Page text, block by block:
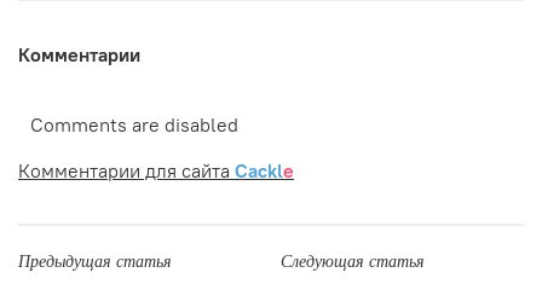
Комментарии
Comments are disabled
Комментарии для сайта Cackle
Предыдущая статья Следующая статья